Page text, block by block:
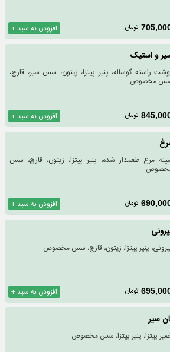
افزودن به سبد + تومان
و استیک
راسته گوساله، پنیر پیتزا، زیتون، سس سیر، قارچ،
مخصوص
افزودن به سبد + تومان
مرغ طعمدار شده، پنیر پیتزا، زیتون، قارچ، سس
افزودن به سبد + تومان
پنیر پیتزا، زیتون، قارچ، سس مخصوص
افزودن به سبد + تومان
سیر
پیتزا، پنیر پیتزا، سس مخصوص